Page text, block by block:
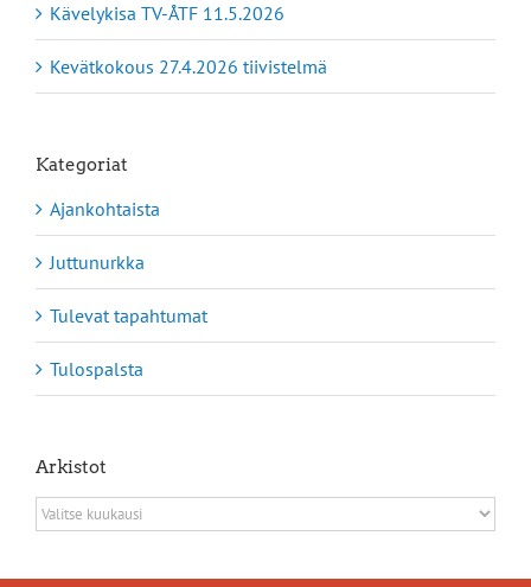
Kävelykisa TV-ÅTF 11.5.2026
Kevätkokous 27.4.2026 tiivistelmä
Kategoriat
Ajankohtaista
Juttunurkka
Tulevat tapahtumat
Tulospalsta
Arkistot
Arkistot